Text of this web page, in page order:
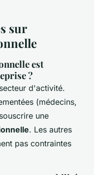
sur
est
?
d'activité.
(médecins,
une
. Les autres
pas contraintes